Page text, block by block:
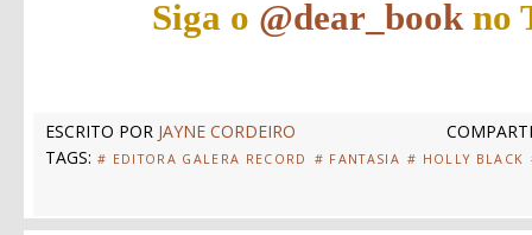
Siga o @dear_book no
ESCRITO POR JAYNE CORDEIRO
TAGS: # EDITORA GALERA RECORD # FANTASIA # HOLLY BLACK